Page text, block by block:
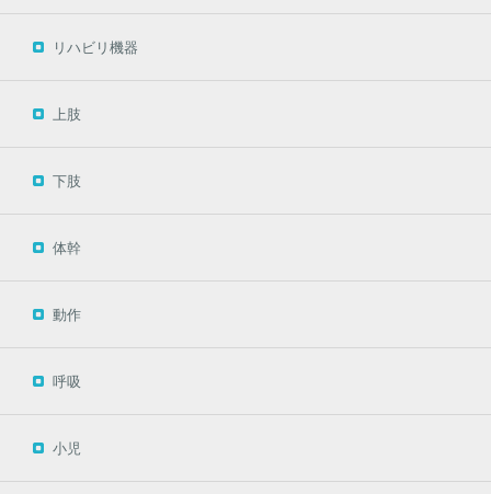
リハビリ機器
上肢
下肢
体幹
動作
呼吸
小児